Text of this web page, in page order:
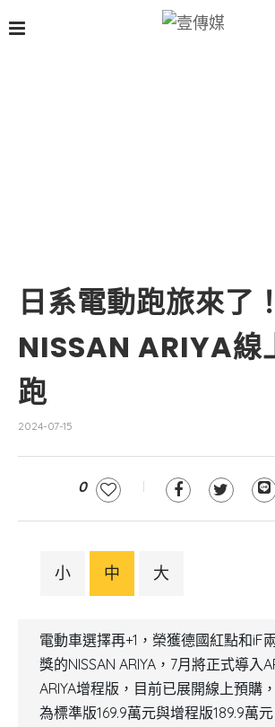
日系電動跑旅來了！
NISSAN ARIYA線
跑
2024-07-15
0
小 中 大
電動車選擇再+1，榮獲德國紅點和iF
獎的NISSAN ARIYA，7月將正式導入
ARIYA增程版，目前已展開線上預購
為標準版169.9萬元與增程版189.9萬